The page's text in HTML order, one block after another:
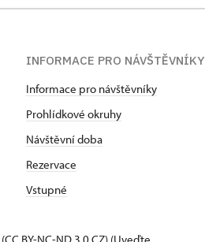
INFORMACE PRO NÁVŠTĚVNÍKY
Informace pro návštěvníky
Prohlídkové okruhy
Návštěvní doba
Rezervace
Vstupné